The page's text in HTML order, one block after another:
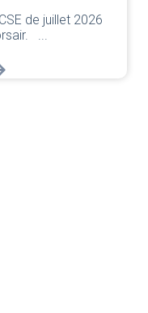
de juillet 2026
...